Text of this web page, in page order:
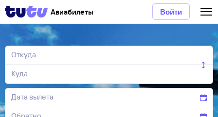
Авиабилеты Войти